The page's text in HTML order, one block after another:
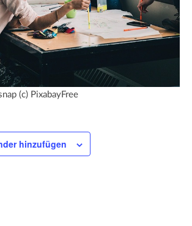
(c) PixabayFree
hinzufügen